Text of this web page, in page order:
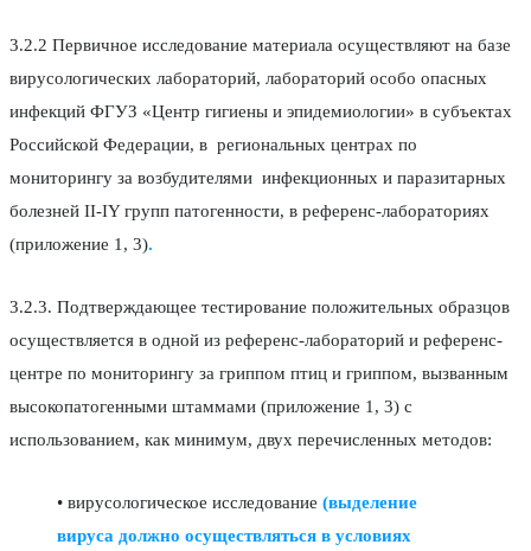
3.2.2 Первичное исследование материала осуществляют на базе
вирусологических лабораторий, лабораторий особо опасных
инфекций ФГУЗ «Центр гигиены и эпидемиологии» в субъектах
Российской Федерации, в региональных центрах по
мониторингу за возбудителями инфекционных и паразитарных
болезней II-IY групп патогенности, в референс-лабораториях
(приложение 1, 3).
3.2.3. Подтверждающее тестирование положительных образцов
осуществляется в одной из референс-лабораторий и референс-
центре по мониторингу за гриппом птиц и гриппом, вызванным
высокопатогенными штаммами (приложение 1, 3) с
использованием, как минимум, двух перечисленных методов:
• вирусологическое исследование (выделение
вируса должно осуществляться в условиях